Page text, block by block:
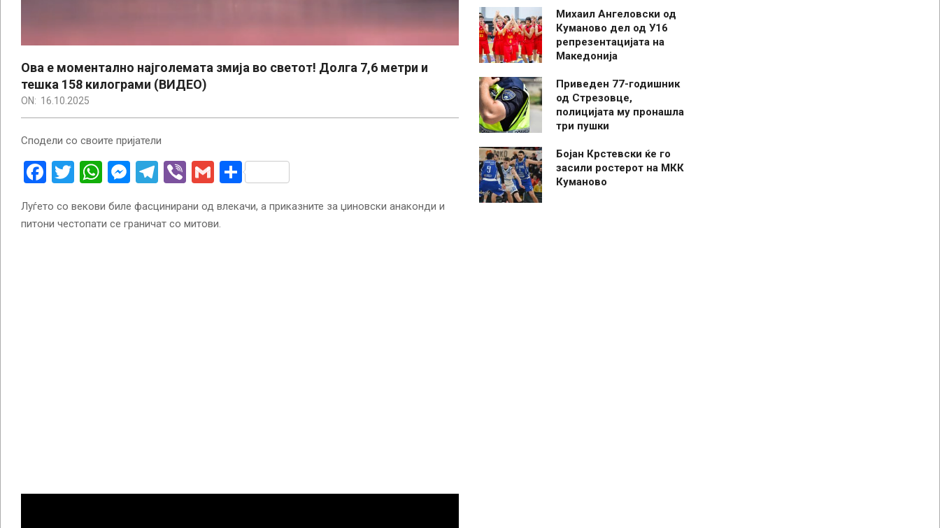
Ова е моментално најголемата змија во светот! Долга 7,6 метри и
тешка 158 килограми (ВИДЕО)
ON: 16.10.2025
Сподели со своите пријатели
Facebook
Twitter
WhatsApp
Messenger
Telegram
ViberGmailShare
Луѓето со векови биле фасцинирани од влекачи, а приказните за џиновски анаконди и
питони честопати се граничат со митови.
Михаил Ангеловски од
Куманово дел од У16
репрезентацијата на
Македонија
Приведен 77-годишник
од Стрезовце,
полицијата му пронашла
три пушки
Бојан Крстевски ќе го
засили ростерот на МКК
Куманово